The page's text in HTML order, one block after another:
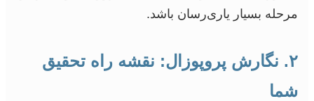
مرحله بسیار یاری‌رسان باشد.
۲. نگارش پروپوزال: نقشه راه تحقیق
شما